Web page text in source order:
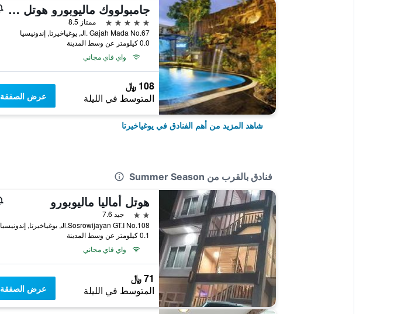
جامبولووك ماليوبورو هوتل يوجياكارتا
5 نجوم
ممتاز 8.5
Jl. Gajah Mada No.67, يوغياخيرتا, إندونيسيا
0.0 كيلومتر عن وسط المدينة
واي فاي مجاني
108 ﷼
المتوسط في الليلة عرض الصفقة
شاهد المزيد من أهم الفنادق في يوغياخيرتا
فنادق بالقرب من Summer Season
هوتل أماليا ماليوبورو
2 نجمتين
جيد 7.6
Jl.Sosrowijayan GT.I No.108, يوغياخيرتا, إندونيسيا
0.1 كيلومتر عن وسط المدينة
واي فاي مجاني
71 ﷼
المتوسط في الليلة عرض الصفقة